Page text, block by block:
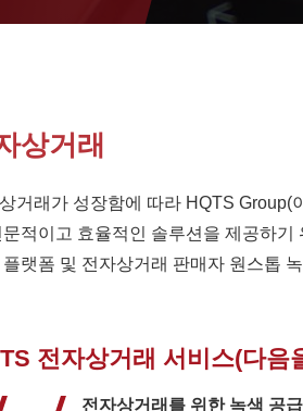
상거래
거래가 성장함에 따라 HQTS Group(
문적이고 효율적인 솔루션을 제공하
플랫폼 및 전자상거래 판매자 원스톱
전자상거래 서비스(다음
전자상거래를 위한 녹색 공